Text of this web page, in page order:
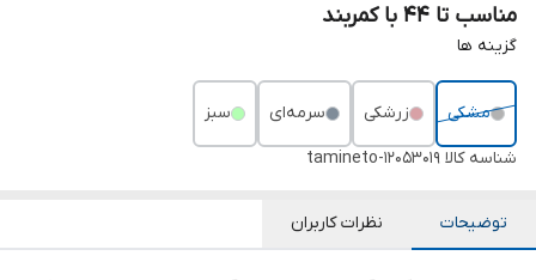
مناسب تا 44 با کمربند
گزینه ها
مشکی زرشکی سرمه‌ای
سبز
شناسه کالا tamineto-12053019
توضیحات نظرات کاربران